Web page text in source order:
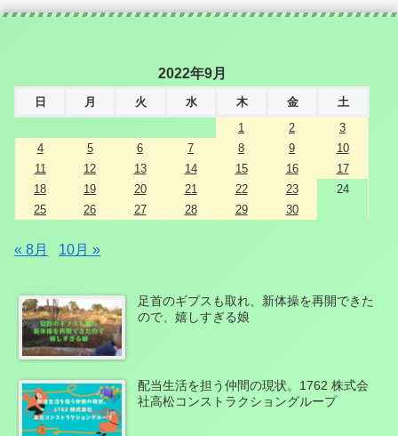
2022年9月
日 月 火 水 木 金
土
1
2
3
4
5 6 7 8 9
10
11
12 13 14 15 16
17
18
19 20 21 22 23
24
25
26 27 28 29 30
« 8月 10月 »
足首のギプスも取れ、新体操を再開できた
ので、嬉しすぎる娘
配当生活を担う仲間の現状。1762 株式会
社高松コンストラクショングループ